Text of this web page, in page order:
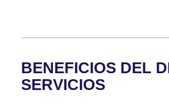
BENEFICIOS DEL
SERVICIOS